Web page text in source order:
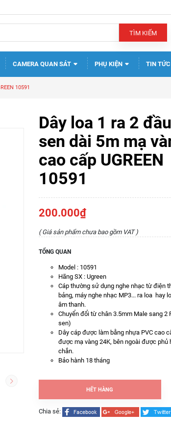
TÌM KIẾM
CAMERA QUAN SÁT PHỤ KIỆN TIN TỨC
10591
Dây loa 1 ra 2
sen dài 5m mạ
cao cấp UGREEN
10591
200.000₫
( Giá sản phẩm chưa bao gồm VAT )
TỔNG QUAN
Model : 10591
Hãng SX : Ugreen
Cáp thường sử dụng nghe nhạc từ điện
bảng, máy nghe nhạc MP3... ra loa hay
âm thanh.
Chuyển đổi từ chân 3.5mm Male sang 2
sen)
Dây cáp được làm bằng nhựa PVC cao
được mạ vàng 24K, bên ngoài được phủ
chắn.
Bảo hành 18 tháng
HẾT HÀNG
Chia sẻ: